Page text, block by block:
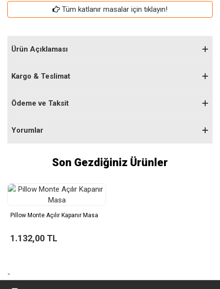
Tüm katlanır masalar için tıklayın!
Ürün Açıklaması
Kargo & Teslimat
Ödeme ve Taksit
Yorumlar
Son Gezdiğiniz Ürünler
Pillow Monte Açılır Kapanır Masa
1.132,00 TL
-